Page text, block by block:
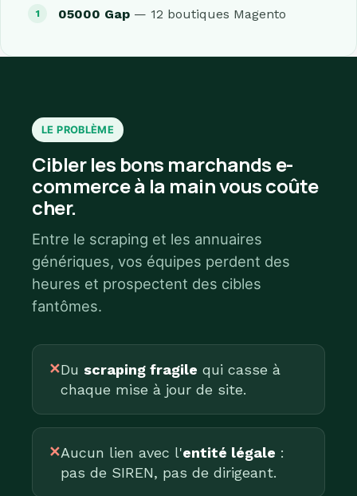
05000 Gap — 12 boutiques Magento
LE PROBLÈME
Cibler les bons marchands e-
commerce à la main vous coûte
cher.
Entre le scraping et les annuaires
génériques, vos équipes perdent des
heures et prospectent des cibles
fantômes.
✕Du scraping fragile qui casse à
chaque mise à jour de site.
✕Aucun lien avec l'entité légale :
pas de SIREN, pas de dirigeant.